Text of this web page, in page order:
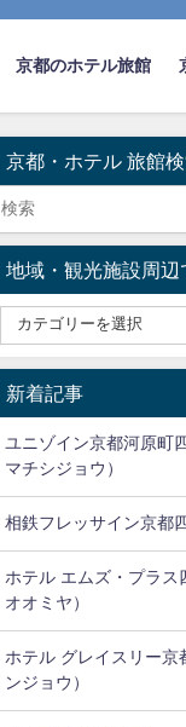
京都のホテル旅館
京都・ホテル 旅館
地域・観光施設周辺
新着記事
ユニゾイン京都河原町
マチシジョウ）
相鉄フレッサイン京都
ホテル エムズ・プラス
オオミヤ）
ホテル グレイスリー京
ンジョウ）